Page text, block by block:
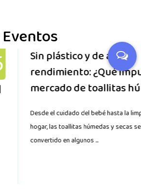
plástico y de alto
¿Qué impulsará el
de toallitas húmedas
el cuidado del bebé hasta la limpieza del
las toallitas húmedas y secas se han
en algunos ...